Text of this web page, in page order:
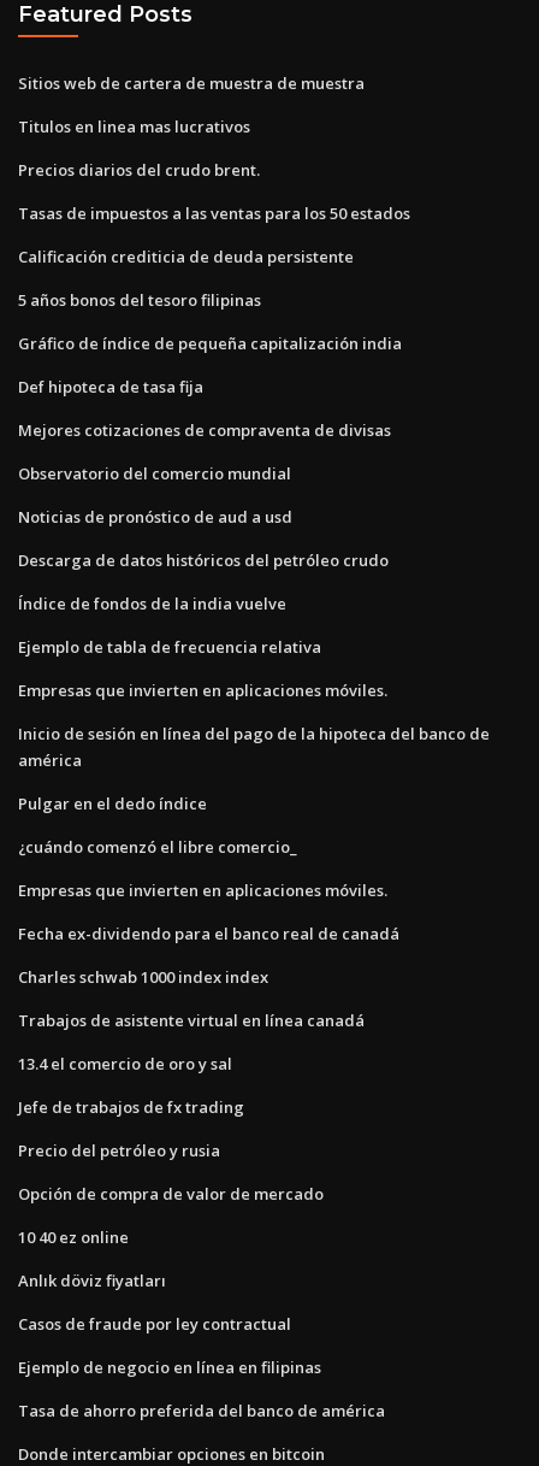
Featured Posts
Sitios web de cartera de muestra de muestra
Titulos en linea mas lucrativos
Precios diarios del crudo brent.
Tasas de impuestos a las ventas para los 50 estados
Calificación crediticia de deuda persistente
5 años bonos del tesoro filipinas
Gráfico de índice de pequeña capitalización india
Def hipoteca de tasa fija
Mejores cotizaciones de compraventa de divisas
Observatorio del comercio mundial
Noticias de pronóstico de aud a usd
Descarga de datos históricos del petróleo crudo
Índice de fondos de la india vuelve
Ejemplo de tabla de frecuencia relativa
Empresas que invierten en aplicaciones móviles.
Inicio de sesión en línea del pago de la hipoteca del banco de
américa
Pulgar en el dedo índice
¿cuándo comenzó el libre comercio_
Empresas que invierten en aplicaciones móviles.
Fecha ex-dividendo para el banco real de canadá
Charles schwab 1000 index index
Trabajos de asistente virtual en línea canadá
13.4 el comercio de oro y sal
Jefe de trabajos de fx trading
Precio del petróleo y rusia
Opción de compra de valor de mercado
10 40 ez online
Anlık döviz fiyatları
Casos de fraude por ley contractual
Ejemplo de negocio en línea en filipinas
Tasa de ahorro preferida del banco de américa
Donde intercambiar opciones en bitcoin